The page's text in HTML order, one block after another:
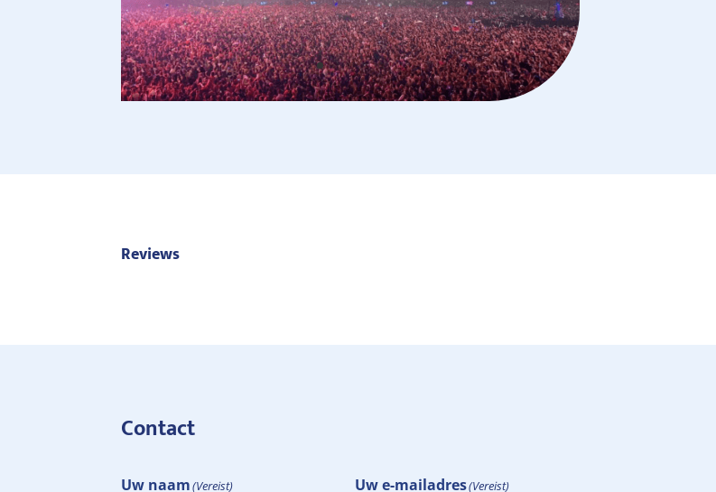
Reviews
Contact
Uw naam(Vereist) Uw e-mailadres(Vereist)